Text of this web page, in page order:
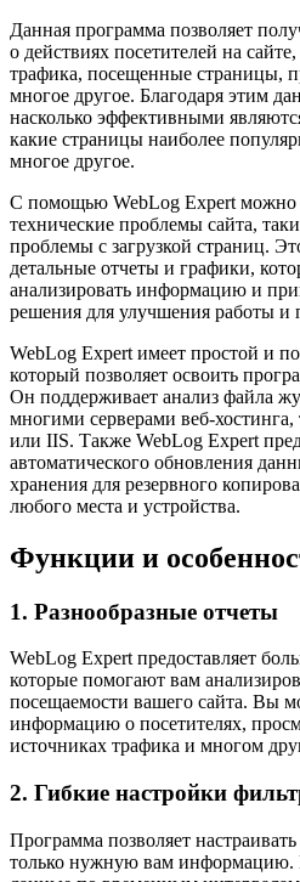
Данная программа позволяет
о действиях посетителей на
трафика, посещенные страницы,
многое другое. Благодаря этим
насколько эффективными
какие страницы наиболее
многое другое.
С помощью WebLog Expert можно
технические проблемы сайта,
проблемы с загрузкой страниц.
детальные отчеты и графики,
анализировать информацию и
решения для улучшения работы и
WebLog Expert имеет простой и
который позволяет освоить
Он поддерживает анализ файла
многими серверами веб-
или IIS. Также WebLog Expert
автоматического обновления
хранения для резервного
любого места и устройства.
Функции и
1. Разнообразные отчеты
WebLog Expert предоставляет
которые помогают вам
посещаемости вашего сайта. Вы
информацию о посетителях,
источниках трафика и многом
2. Гибкие настройки
Программа позволяет
только нужную вам информацию.